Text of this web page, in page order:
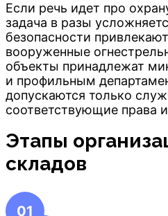
Если речь идет про
задача в разы
безопасности
вооруженные
объекты принадлежат
и профильным
допускаются только
соответствующие права
Этапы
складов
01